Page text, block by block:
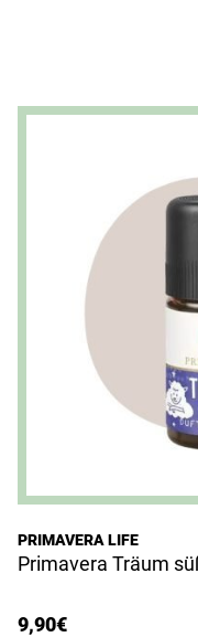
PRIMAVERA LIFE
Primavera Träum
9,90€